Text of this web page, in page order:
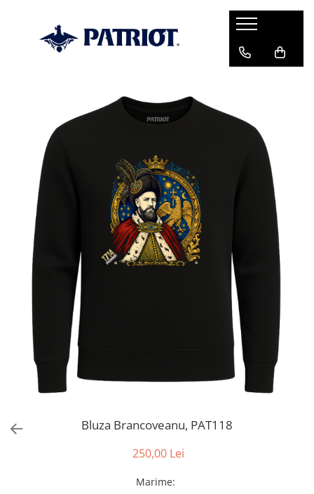
Bluza Brancoveanu, PAT118
250,00 Lei
Marime: